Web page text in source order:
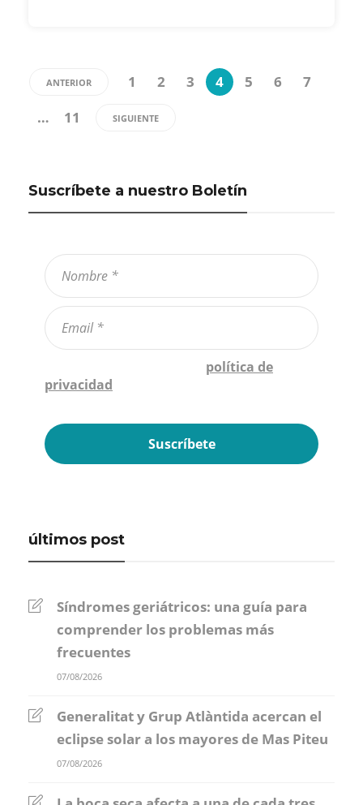
ANTERIOR 1 2 3 4 5 6
7
…
11 SIGUIENTE
Suscríbete a nuestro Boletín
política de
privacidad
últimos post
Síndromes geriátricos: una guía para
comprender los problemas más
frecuentes
07/08/2026
Generalitat y Grup Atlàntida acercan el
eclipse solar a los mayores de Mas Piteu
07/08/2026